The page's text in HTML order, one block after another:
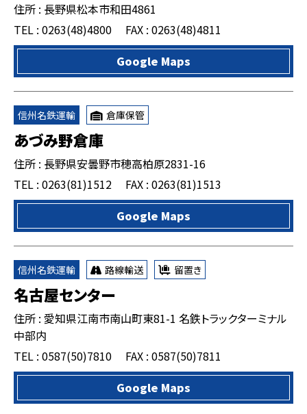
住所 : 長野県松本市和田4861
TEL : 0263(48)4800
FAX : 0263(48)4811
Google Maps
信州名鉄運輸 倉庫保管
あづみ野倉庫
住所 : 長野県安曇野市穂高柏原2831-16
TEL : 0263(81)1512
FAX : 0263(81)1513
Google Maps
信州名鉄運輸 路線輸送 留置き
名古屋センター
住所 : 愛知県江南市南山町東81-1 名鉄トラックターミナル
中部内
TEL : 0587(50)7810
FAX : 0587(50)7811
Google Maps